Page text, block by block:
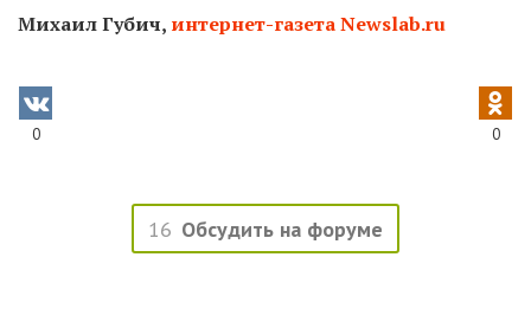
Михаил Губич, интернет-газета Newslab.ru
0 0
16 Обсудить на форуме